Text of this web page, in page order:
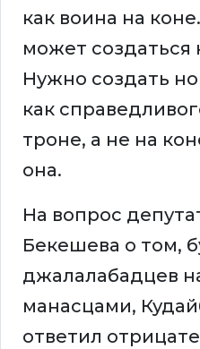
как воина на
может создаться
Нужно создать
как
троне, а не на
она.
На вопрос
Бекешева о том,
джалалабадцев
манасцами,
ответил